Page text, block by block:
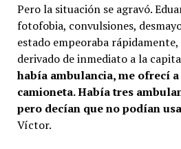
Pero la situación se agravó.
fotofobia, convulsiones,
estado empeoraba
derivado de inmediato a la
había ambulancia, me ofrecí
camioneta. Había tres
pero decían que no podían
Víctor.